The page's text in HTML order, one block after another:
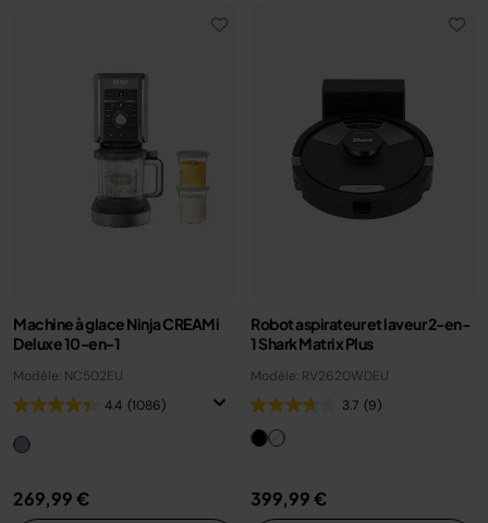
Machine à glace Ninja CREAMi
Deluxe 10-en-1
Modèle: NC502EU
4.4 (1086)
269,99 €
Robot aspirateur et laveur 2-en-
1 Shark Matrix Plus
Modèle: RV2620WDEU
3.7 (9)
399,99 €